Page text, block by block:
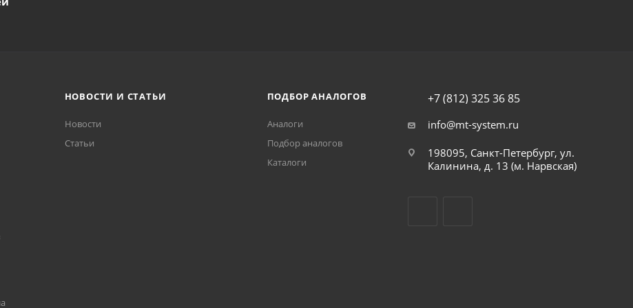
НОВОСТИ И СТАТЬИ
Новости
Статьи
ПОДБОР АНАЛОГОВ
Аналоги
Подбор аналогов
Каталоги
+7 (812) 325 36 85
info@mt-system.ru
198095, Санкт-Петербург, ул.
Калинина, д. 13 (м. Нарвская)